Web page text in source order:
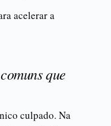
acelerar a
que
culpado. Na